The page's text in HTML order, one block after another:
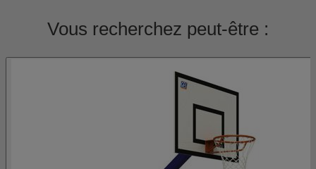
Vous recherchez peut-être :